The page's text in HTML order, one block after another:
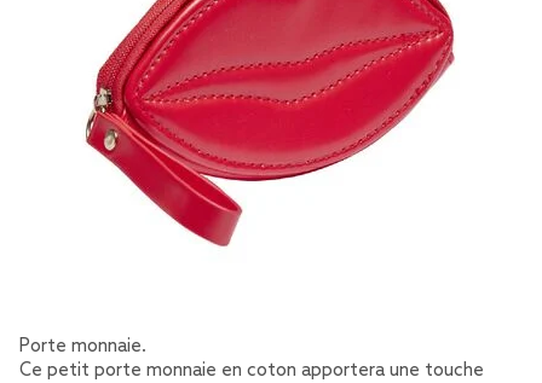
Porte monnaie.
Ce petit porte monnaie en coton apportera une touche